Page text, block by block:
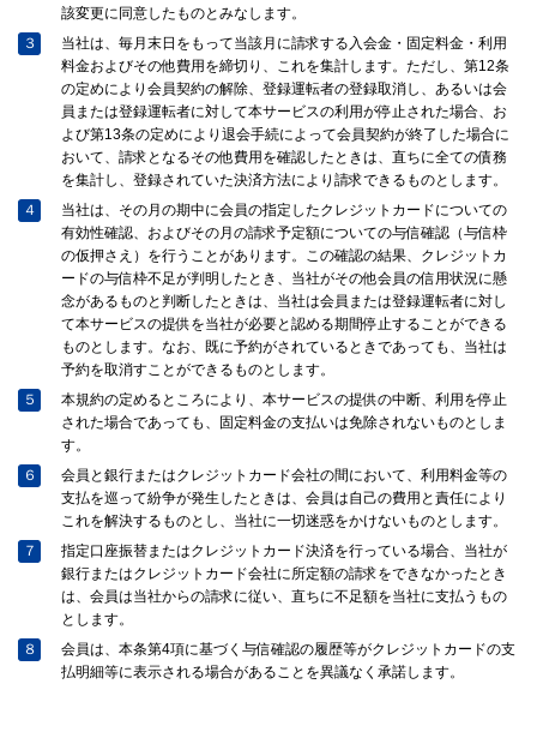
該変更に同意したものとみなします。
３
当社は、毎月末日をもって当該月に請求する入会金・固定料金・利用
料金およびその他費用を締切り、これを集計します。ただし、第12条
の定めにより会員契約の解除、登録運転者の登録取消し、あるいは会
員または登録運転者に対して本サービスの利用が停止された場合、お
よび第13条の定めにより退会手続によって会員契約が終了した場合に
おいて、請求となるその他費用を確認したときは、直ちに全ての債務
を集計し、登録されていた決済方法により請求できるものとします。
４
当社は、その月の期中に会員の指定したクレジットカードについての
有効性確認、およびその月の請求予定額についての与信確認（与信枠
の仮押さえ）を行うことがあります。この確認の結果、クレジットカ
ードの与信枠不足が判明したとき、当社がその他会員の信用状況に懸
念があるものと判断したときは、当社は会員または登録運転者に対し
て本サービスの提供を当社が必要と認める期間停止することができる
ものとします。なお、既に予約がされているときであっても、当社は
予約を取消すことができるものとします。
５
本規約の定めるところにより、本サービスの提供の中断、利用を停止
された場合であっても、固定料金の支払いは免除されないものとしま
す。
６
会員と銀行またはクレジットカード会社の間において、利用料金等の
支払を巡って紛争が発生したときは、会員は自己の費用と責任により
これを解決するものとし、当社に一切迷惑をかけないものとします。
７
指定口座振替またはクレジットカード決済を行っている場合、当社が
銀行またはクレジットカード会社に所定額の請求をできなかったとき
は、会員は当社からの請求に従い、直ちに不足額を当社に支払うもの
とします。
８
会員は、本条第4項に基づく与信確認の履歴等がクレジットカードの支
払明細等に表示される場合があることを異議なく承諾します。